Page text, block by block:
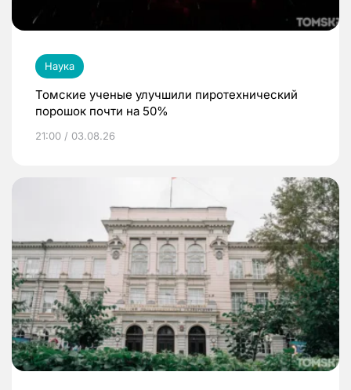
Наука
Томские ученые улучшили пиротехнический
порошок почти на 50%
21:00 / 03.08.26